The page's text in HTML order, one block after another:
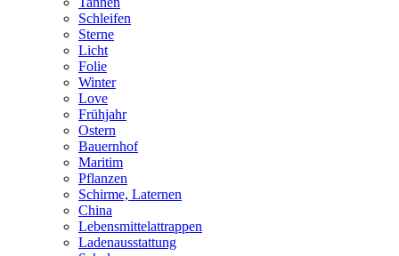
Schleifen
Sterne
Licht
Folie
Winter
Love
Frühjahr
Ostern
Bauernhof
Maritim
Pflanzen
Schirme, Laternen
China
Lebensmittelattrappen
Ladenausstattung